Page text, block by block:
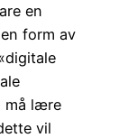
en
form av
må lære
vil